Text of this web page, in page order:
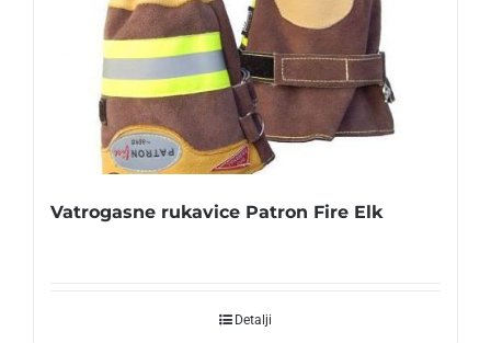
Vatrogasne rukavice Patron Fire Elk
Detalji